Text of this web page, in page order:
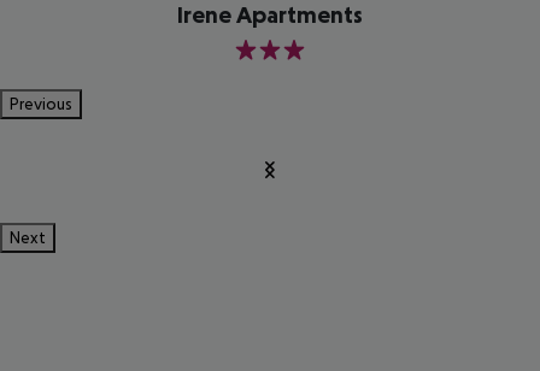
Irene Apartments
3
Previous
Next